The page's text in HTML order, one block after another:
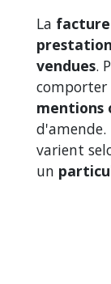
La facture
vendues.
comporter
mentions
varient
un